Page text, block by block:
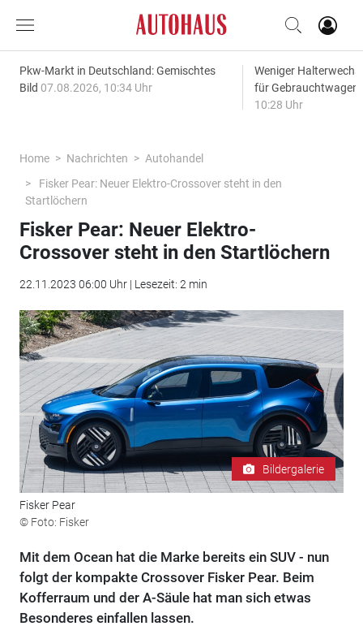
Pkw-Markt in Deutschland: Gemischtes
Bild 07.08.2026, 10:34 Uhr
Weniger
für
10:28 Uhr
Home Nachrichten
Autohandel
Fisker Pear: Neuer Elektro-Crossover steht in den
Startlöchern
Fisker Pear: Neuer Elektro-
Crossover steht in den Startlöchern
22.11.2023 06:00 Uhr | Lesezeit: 2 min
Bildergalerie
Fisker Pear
© Foto: Fisker
Mit dem Ocean hat die Marke bereits ein SUV - nun
folgt der kompakte Crossover Fisker Pear. Beim
Kofferraum und der A-Säule hat man sich etwas
Besonderes einfallen lassen.